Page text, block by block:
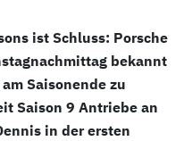
ist Schluss: Porsche
bekannt
Saisonende zu
Saison 9 Antriebe an
in der ersten